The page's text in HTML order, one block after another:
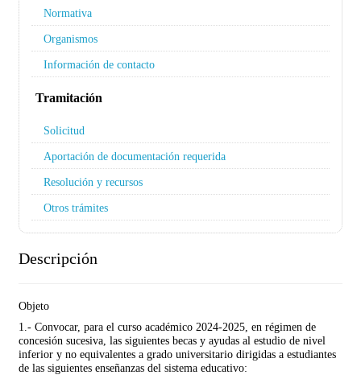
Normativa
Organismos
Información de contacto
Tramitación
Solicitud
Aportación de documentación requerida
Resolución y recursos
Otros trámites
Descripción
Objeto
1.- Convocar, para el curso académico 2024-2025, en régimen de
concesión sucesiva, las siguientes becas y ayudas al estudio de nivel
inferior y no equivalentes a grado universitario dirigidas a estudiantes
de las siguientes enseñanzas del sistema educativo: